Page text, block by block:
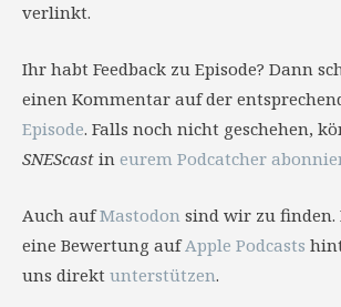
verlinkt.
Ihr habt Feedback zu Episode? Dann
einen Kommentar auf der
Episode. Falls noch nicht geschehen,
SNEScast in eurem Podcatcher
Auch aufMastodon sind wir zu
eine Bewertung aufApple Podcasts
uns direkt unterstützen.